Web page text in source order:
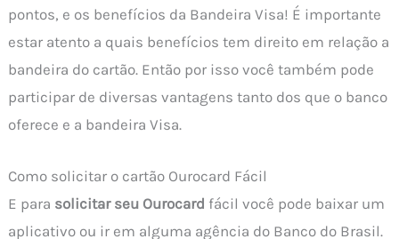
pontos, e os benefícios da Bandeira Visa! É importante
estar atento a quais benefícios tem direito em relação a
bandeira do cartão. Então por isso você também pode
participar de diversas vantagens tanto dos que o banco
oferece e a bandeira Visa.
Como solicitar o cartão Ourocard Fácil
E para solicitar seu Ourocard fácil você pode baixar um
aplicativo ou ir em alguma agência do Banco do Brasil.